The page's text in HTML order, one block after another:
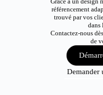
référencement
trouvé par vos
dans
Contactez-nous
de
Demander